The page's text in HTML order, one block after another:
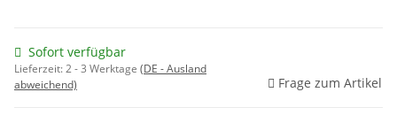
Sofort verfügbar
Lieferzeit:2 - 3 Werktage (DE - Ausland
abweichend)
Frage zum Artikel